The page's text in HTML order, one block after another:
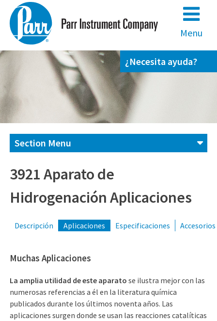
content
Menu
¿Necesita ayuda?
Contáctenos
(309) 762-7716
Section Menu
3921 Aparato de
Hidrogenación Aplicaciones
Descripción Aplicaciones Especificaciones Accesorios
Muchas Aplicaciones
La amplia utilidad de este aparato se ilustra mejor con las
numerosas referencias a él en la literatura química
publicados durante los últimos noventa años. Las
aplicaciones surgen donde se usan las reacciones catalíticas